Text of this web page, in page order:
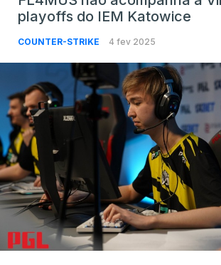
playoffs do IEM Katowice
COUNTER-STRIKE 4 fev 2025